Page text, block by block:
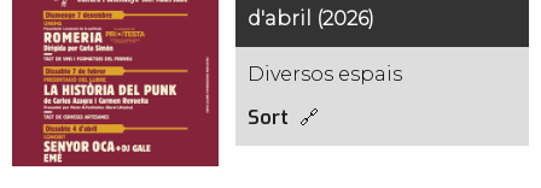
d'abril (2026)
Diversos espais
Sort